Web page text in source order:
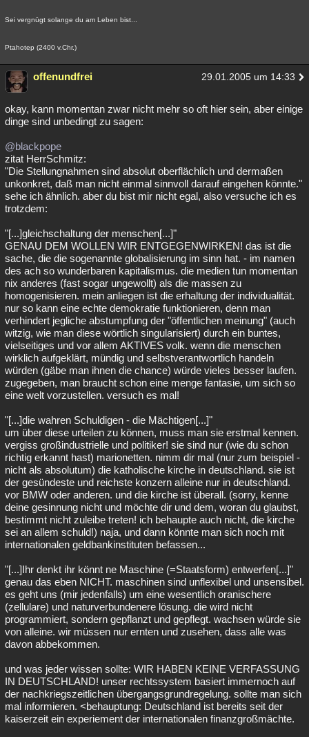
Sei vergnügt solange du am Leben bist...
Ptahotep (2400 v.Chr.)
offenundfrei 29.01.2005 um 14:33
okay, kann momentan zwar nicht mehr so oft hier sein, aber einige
dinge sind unbedingt zu sagen:
@blackpope
zitat HerrSchmitz:
"Die Stellungnahmen sind absolut oberflächlich und dermaßen
unkonkret, daß man nicht einmal sinnvoll darauf eingehen könnte."
sehe ich ähnlich. aber du bist mir nicht egal, also versuche ich es
trotzdem:
"[...]gleichschaltung der menschen[...]"
GENAU DEM WOLLEN WIR ENTGEGENWIRKEN! das ist die
sache, die die sogenannte globalisierung im sinn hat. - im namen
des ach so wunderbaren kapitalismus. die medien tun momentan
nix anderes (fast sogar ungewollt) als die massen zu
homogenisieren. mein anliegen ist die erhaltung der individualität.
nur so kann eine echte demokratie funktionieren, denn man
verhindert jegliche abstumpfung der "öffentlichen meinung" (auch
witzig, wie man diese wörtlich singularisiert) durch ein buntes,
vielseitiges und vor allem AKTIVES volk. wenn die menschen
wirklich aufgeklärt, mündig und selbstverantwortlich handeln
würden (gäbe man ihnen die chance) würde vieles besser laufen.
zugegeben, man braucht schon eine menge fantasie, um sich so
eine welt vorzustellen. versuch es mal!
"[...]die wahren Schuldigen - die Mächtigen[...]"
um über diese urteilen zu können, muss man sie erstmal kennen.
vergiss großindustrielle und politiker! sie sind nur (wie du schon
richtig erkannt hast) marionetten. nimm dir mal (nur zum beispiel -
nicht als absolutum) die katholische kirche in deutschland. sie ist
der gesündeste und reichste konzern alleine nur in deutschland.
vor BMW oder anderen. und die kirche ist überall. (sorry, kenne
deine gesinnung nicht und möchte dir und dem, woran du glaubst,
bestimmt nicht zuleibe treten! ich behaupte auch nicht, die kirche
sei an allem schuld!) naja, und dann könnte man sich noch mit
internationalen geldbankinstituten befassen...
"[...]Ihr denkt ihr könnt ne Maschine (=Staatsform) entwerfen[...]"
genau das eben NICHT. maschinen sind unflexibel und unsensibel.
es geht uns (mir jedenfalls) um eine wesentlich oranischere
(zellulare) und naturverbundenere lösung. die wird nicht
programmiert, sondern gepflanzt und gepflegt. wachsen würde sie
von alleine. wir müssen nur ernten und zusehen, dass alle was
davon abbekommen.
und was jeder wissen sollte: WIR HABEN KEINE VERFASSUNG
IN DEUTSCHLAND! unser rechtssystem basiert immernoch auf
der nachkriegszeitlichen übergangsgrundregelung. sollte man sich
mal informieren. <behauptung: Deutschland ist bereits seit der
kaiserzeit ein experiement der internationalen finanzgroßmächte.